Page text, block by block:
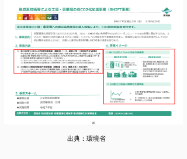
出典： 環境省